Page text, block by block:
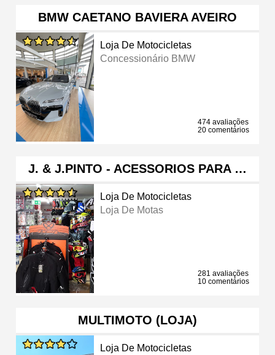
BMW CAETANO BAVIERA AVEIRO
Loja De Motocicletas
Concessionário BMW
474 avaliações
20 comentários
J. & J.PINTO - ACESSORIOS PARA …
Loja De Motocicletas
Loja De Motas
281 avaliações
10 comentários
MULTIMOTO (LOJA)
Loja De Motocicletas